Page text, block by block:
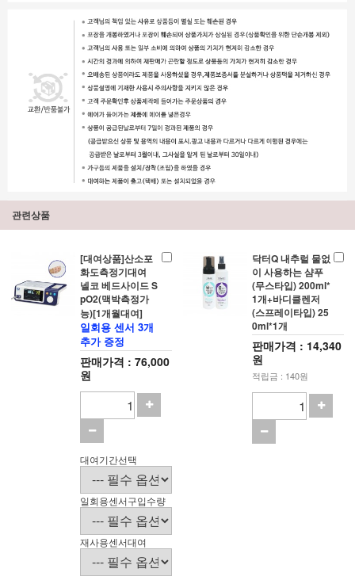
관련상품
[대여상품]산소포
화도측정기대여
넬코 베드사이드 S
pO2(맥박측정가
능)[1개월대여]
일회용 센서 3개
추가 증정
판매가격 : 76,000
원
대여기간선택
일회용센서구입수량
재사용센서대여
닥터Q 내추럴 물없
이 사용하는 샴푸
(무스타입) 200ml*
1개+바디클렌저
(스프레이타입) 25
0ml*1개
판매가격 : 14,340
원
적립금 : 140원